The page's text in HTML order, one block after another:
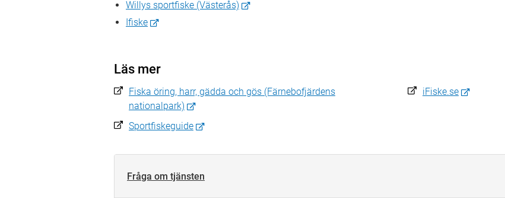
Willys sportfiske (Västerås)
Ifiske
Läs mer
Fiska öring, harr, gädda och gös (Färnebofjärdens
nationalpark)
Sportfiskeguide
iFiske.se
Fråga om tjänsten